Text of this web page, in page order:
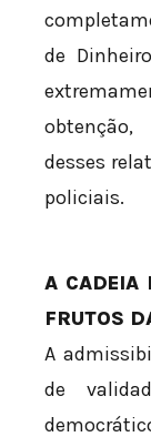
de
desses
policiais.
A CADEIA
FRUTOS
A
de